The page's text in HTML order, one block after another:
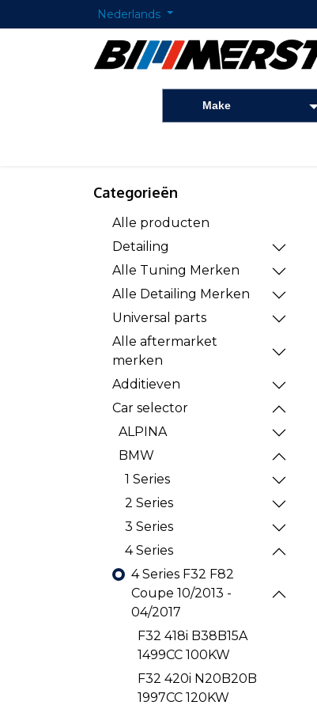
Nederlands
Make
Categorieën
Alle producten
Detailing
Alle Tuning Merken
Alle Detailing Merken
Universal parts
Alle aftermarket
merken
Additieven
Car selector
ALPINA
BMW
1 Series
2 Series
3 Series
4 Series
4 Series F32 F82
Coupe 10/2013 -
04/2017
F32 418i B38B15A
1499CC 100KW
F32 420i N20B20B
1997CC 120KW